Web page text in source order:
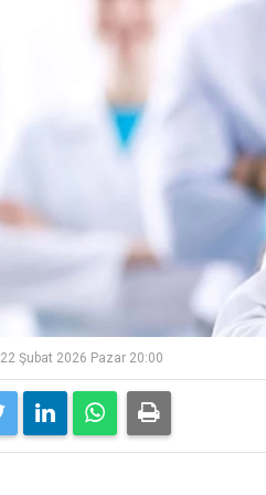
22 Şubat 2026 Pazar 20:00